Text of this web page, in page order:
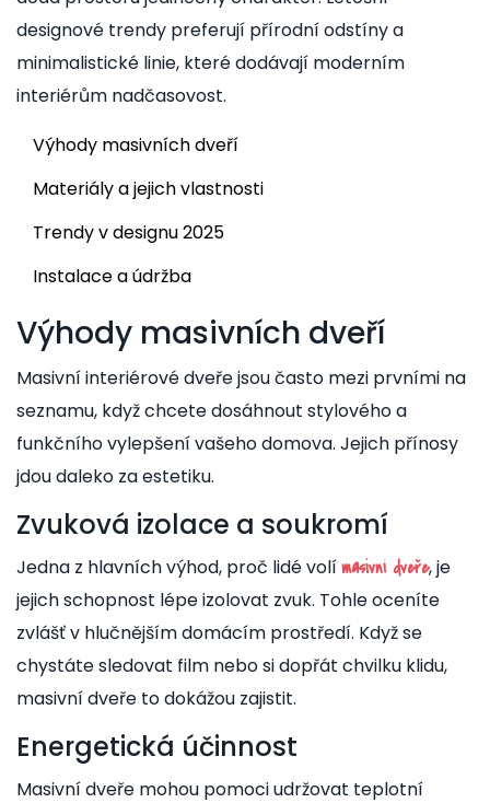
designové trendy preferují přírodní odstíny a
minimalistické linie, které dodávají moderním
interiérům nadčasovost.
Výhody masivních dveří
Materiály a jejich vlastnosti
Trendy v designu 2025
Instalace a údržba
Výhody masivních dveří
Masivní interiérové dveře jsou často mezi prvními na
seznamu, když chcete dosáhnout stylového a
funkčního vylepšení vašeho domova. Jejich přínosy
jdou daleko za estetiku.
Zvuková izolace a soukromí
Jedna z hlavních výhod, proč lidé volímasivní dveře, je
jejich schopnost lépe izolovat zvuk. Tohle oceníte
zvlášť v hlučnějším domácím prostředí. Když se
chystáte sledovat film nebo si dopřát chvilku klidu,
masivní dveře to dokážou zajistit.
Energetická účinnost
Masivní dveře mohou pomoci udržovat teplotní